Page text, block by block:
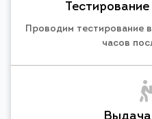
Проводим тестирование
часов